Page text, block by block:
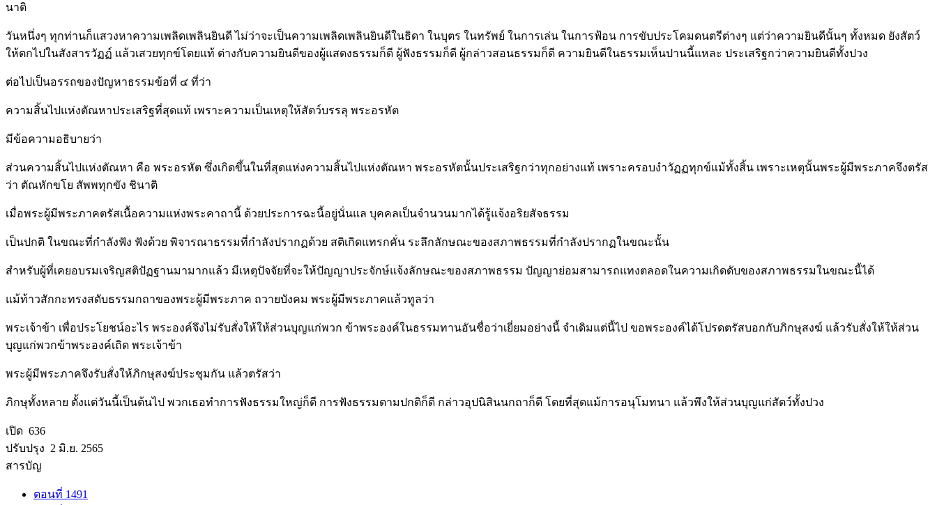
นาติ
วันหนึ่งๆ ทุกท่านก็แสวงหาความเพลิดเพลินยินดี ไม่ว่าจะเป็นความเพลิดเพลินยินดีในธิดา ในบุตร ในทรัพย์ ในการเล่น ในการฟ้อน การขับประโคมดนตรีต่างๆ แต่ว่าความยินดีนั้นๆ ทั้งหมด ยังสัตว์
ให้ตกไปในสังสารวัฏฏ์ แล้วเสวยทุกข์โดยแท้ ต่างกับความยินดีของผู้แสดงธรรมก็ดี ผู้ฟังธรรมก็ดี ผู้กล่าวสอนธรรมก็ดี ความยินดีในธรรมเห็นปานนี้แหละ ประเสริฐกว่าความยินดีทั้งปวง
ต่อไปเป็นอรรถของปัญหาธรรมข้อที่ ๔ ที่ว่า
ความสิ้นไปแห่งตัณหาประเสริฐที่สุดแท้ เพราะความเป็นเหตุให้สัตว์บรรลุ พระอรหัต
มีข้อความอธิบายว่า
ส่วนความสิ้นไปแห่งตัณหา คือ พระอรหัต ซึ่งเกิดขึ้นในที่สุดแห่งความสิ้นไปแห่งตัณหา พระอรหัตนั้นประเสริฐกว่าทุกอย่างแท้ เพราะครอบงำวัฏฏทุกข์แม้ทั้งสิ้น เพราะเหตุนั้นพระผู้มีพระภาคจึงตรัส
ว่า ตัณหักขโย สัพพทุกขัง ชินาติ
เมื่อพระผู้มีพระภาคตรัสเนื้อความแห่งพระคาถานี้ ด้วยประการฉะนี้อยู่นั่นแล บุคคลเป็นจำนวนมากได้รู้แจ้งอริยสัจธรรม
เป็นปกติ ในขณะที่กำลังฟัง ฟังด้วย พิจารณาธรรมที่กำลังปรากฏด้วย สติเกิดแทรกคั่น ระลึกลักษณะของสภาพธรรมที่กำลังปรากฏในขณะนั้น
สำหรับผู้ที่เคยอบรมเจริญสติปัฏฐานมามากแล้ว มีเหตุปัจจัยที่จะให้ปัญญาประจักษ์แจ้งลักษณะของสภาพธรรม ปัญญาย่อมสามารถแทงตลอดในความเกิดดับของสภาพธรรมในขณะนี้ได้
แม้ท้าวสักกะทรงสดับธรรมกถาของพระผู้มีพระภาค ถวายบังคม พระผู้มีพระภาคแล้วทูลว่า
พระเจ้าข้า เพื่อประโยชน์อะไร พระองค์จึงไม่รับสั่งให้ให้ส่วนบุญแก่พวก ข้าพระองค์ในธรรมทานอันชื่อว่าเยี่ยมอย่างนี้ จำเดิมแต่นี้ไป ขอพระองค์ได้โปรดตรัสบอกกับภิกษุสงฆ์ แล้วรับสั่งให้ให้ส่วน
บุญแก่พวกข้าพระองค์เถิด พระเจ้าข้า
พระผู้มีพระภาคจึงรับสั่งให้ภิกษุสงฆ์ประชุมกัน แล้วตรัสว่า
ภิกษุทั้งหลาย ตั้งแต่วันนี้เป็นต้นไป พวกเธอทำการฟังธรรมใหญ่ก็ดี การฟังธรรมตามปกติก็ดี กล่าวอุปนิสินนกถาก็ดี โดยที่สุดแม้การอนุโมทนา แล้วพึงให้ส่วนบุญแก่สัตว์ทั้งปวง
เปิด 636
ปรับปรุง 2 มิ.ย. 2565
สารบัญ
ตอนที่ 1491